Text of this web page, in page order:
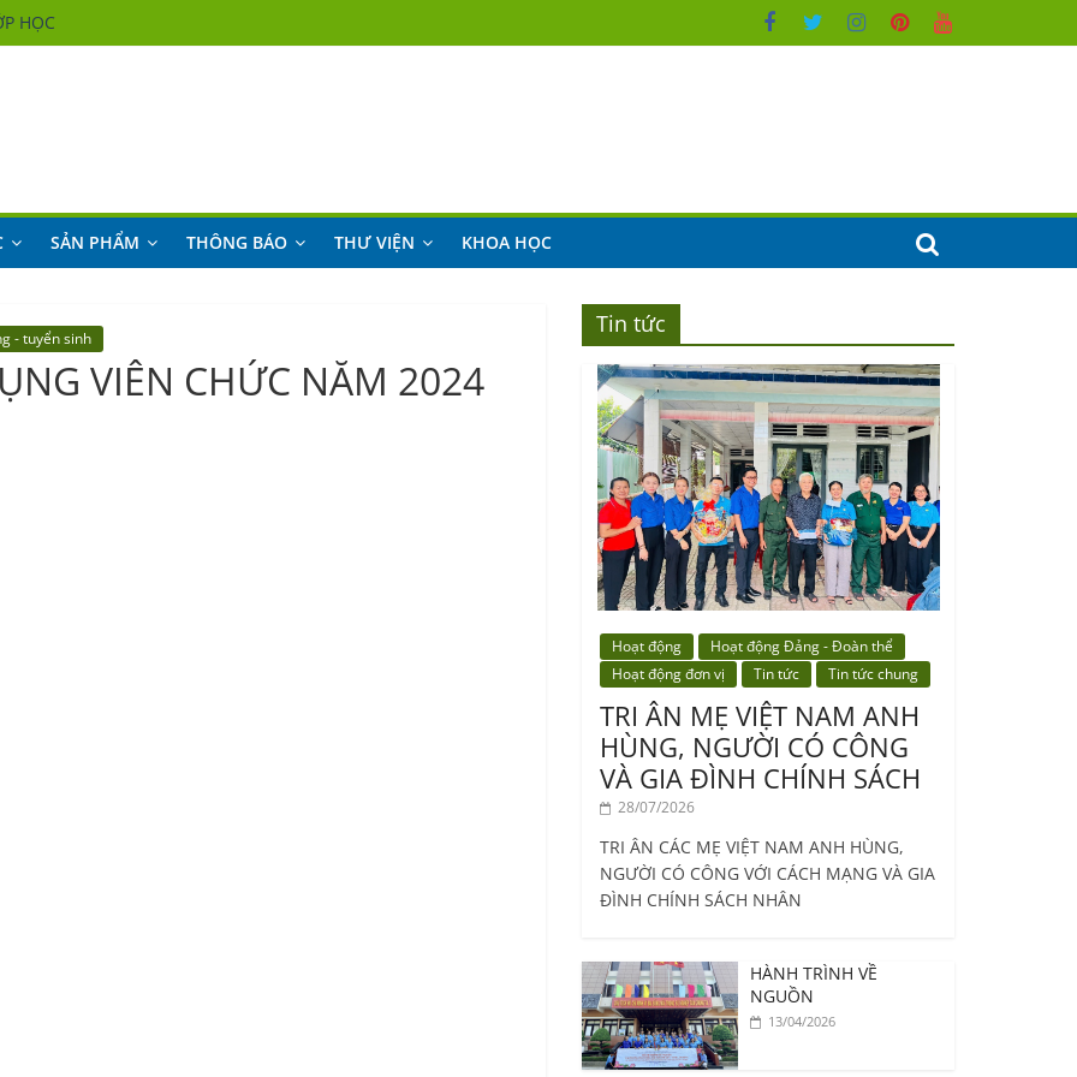
HỌC
HỌC
HỌC
SẢN PHẨM THÔNG BÁO THƯ VIỆN KHOA HỌC
- tuyển sinh
VIÊN CHỨC NĂM 2024
Tin tức
Hoạt động
Hoạt động Đảng - Đoàn thể
Hoạt động đơn vị
Tin tức Tin tức chung
TRI ÂN MẸ VIỆT NAM ANH
HÙNG, NGƯỜI CÓ CÔNG
VÀ GIA ĐÌNH CHÍNH SÁCH
28/07/2026
TRI ÂN CÁC MẸ VIỆT NAM ANH HÙNG,
NGƯỜI CÓ CÔNG VỚI CÁCH MẠNG VÀ GIA
ĐÌNH CHÍNH SÁCH NHÂN
HÀNH TRÌNH VỀ
NGUỒN
13/04/2026